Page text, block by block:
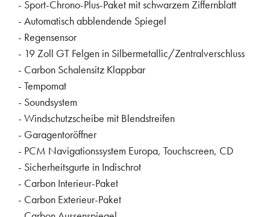
- Sport-Chrono-Plus-Paket mit schwarzem Ziffernblatt
- Automatisch abblendende Spiegel
- Regensensor
- 19 Zoll GT Felgen in Silbermetallic/Zentralverschluss
- Carbon Schalensitz Klappbar
- Tempomat
- Soundsystem
- Windschutzscheibe mit Blendstreifen
- Garagentoröffner
- PCM Navigationssystem Europa, Touchscreen, CD
- Sicherheitsgurte in Indischrot
- Carbon Interieur-Paket
- Carbon Exterieur-Paket